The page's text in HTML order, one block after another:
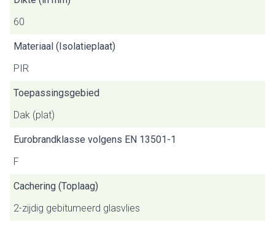
60
Materiaal (Isolatieplaat)
PIR
Toepassingsgebied
Dak (plat)
Eurobrandklasse volgens EN 13501-1
F
Cachering (Toplaag)
2-zijdig gebitumeerd glasvlies